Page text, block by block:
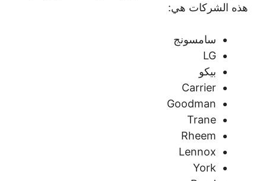
هذه الشركات هي:
سامسونج
LG
بيكو
Carrier
Goodman
Trane
Rheem
Lennox
York